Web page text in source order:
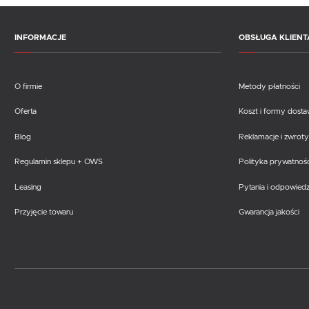
INFORMACJE
O firmie
Oferta
Blog
Regulamin sklepu + OWS
Leasing
Przyjęcie towaru
OBSŁUGA
Metody płatności
Koszt i formy
Reklamacje i zwroty
Polityka
Pytania i
Gwarancja jakości